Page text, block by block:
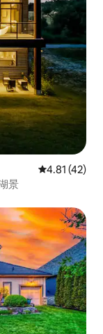
平均评分
4.81 (42)
景